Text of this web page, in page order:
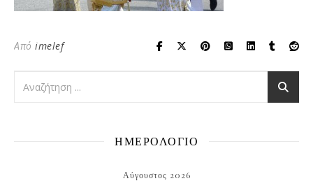
Από imelef
ΗΜΕΡΟΛΟΓΙΟ
Αύγουστος 2026